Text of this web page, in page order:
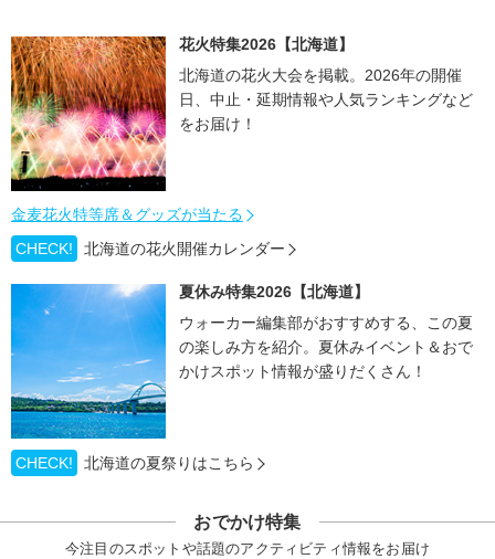
花火特集2026【北海道】
北海道の花火大会を掲載。2026年の開催
日、中止・延期情報や人気ランキングなど
をお届け！
金麦花火特等席＆グッズが当たる
CHECK!
北海道の花火開催カレンダー
夏休み特集2026【北海道】
ウォーカー編集部がおすすめする、この夏
の楽しみ方を紹介。夏休みイベント＆おで
かけスポット情報が盛りだくさん！
CHECK! 北海道の夏祭りはこちら
おでかけ特集
今注目のスポットや話題のアクティビティ情報をお届け